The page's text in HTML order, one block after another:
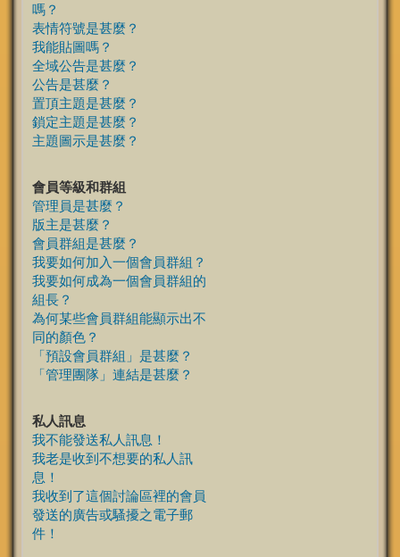
嗎？
表情符號是甚麼？
我能貼圖嗎？
全域公告是甚麼？
公告是甚麼？
置頂主題是甚麼？
鎖定主題是甚麼？
主題圖示是甚麼？
會員等級和群組
管理員是甚麼？
版主是甚麼？
會員群組是甚麼？
我要如何加入一個會員群組？
我要如何成為一個會員群組的
組長？
為何某些會員群組能顯示出不
同的顏色？
「預設會員群組」是甚麼？
「管理團隊」連結是甚麼？
私人訊息
我不能發送私人訊息！
我老是收到不想要的私人訊
息！
我收到了這個討論區裡的會員
發送的廣告或騷擾之電子郵
件！